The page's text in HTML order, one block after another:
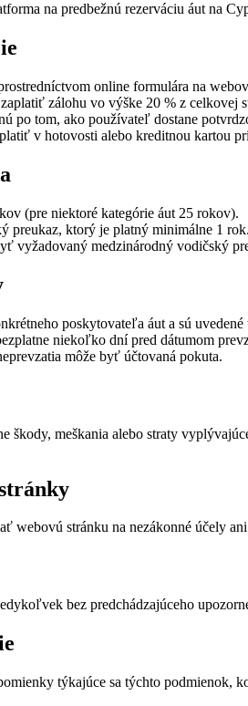
na predbežnú rezerváciu áut na
online formulára na
zálohu vo výške 20 % z celkovej
po tom, ako používateľ dostane
v hotovosti alebo kreditnou kartou
(pre niektoré kategórie áut 25 rokov).
preukaz, ktorý je platný minimálne 1 rok.
vyžadovaný medzinárodný vodičský
poskytovateľa áut a sú uvedené
niekoľko dní pred dátumom
môže byť účtovaná pokuta.
škody, meškania alebo straty
webovú stránku na nezákonné účely
bez predchádzajúceho
týkajúce sa týchto podmienok,